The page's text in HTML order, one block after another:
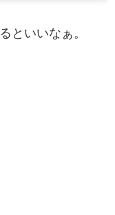
といいなぁ。